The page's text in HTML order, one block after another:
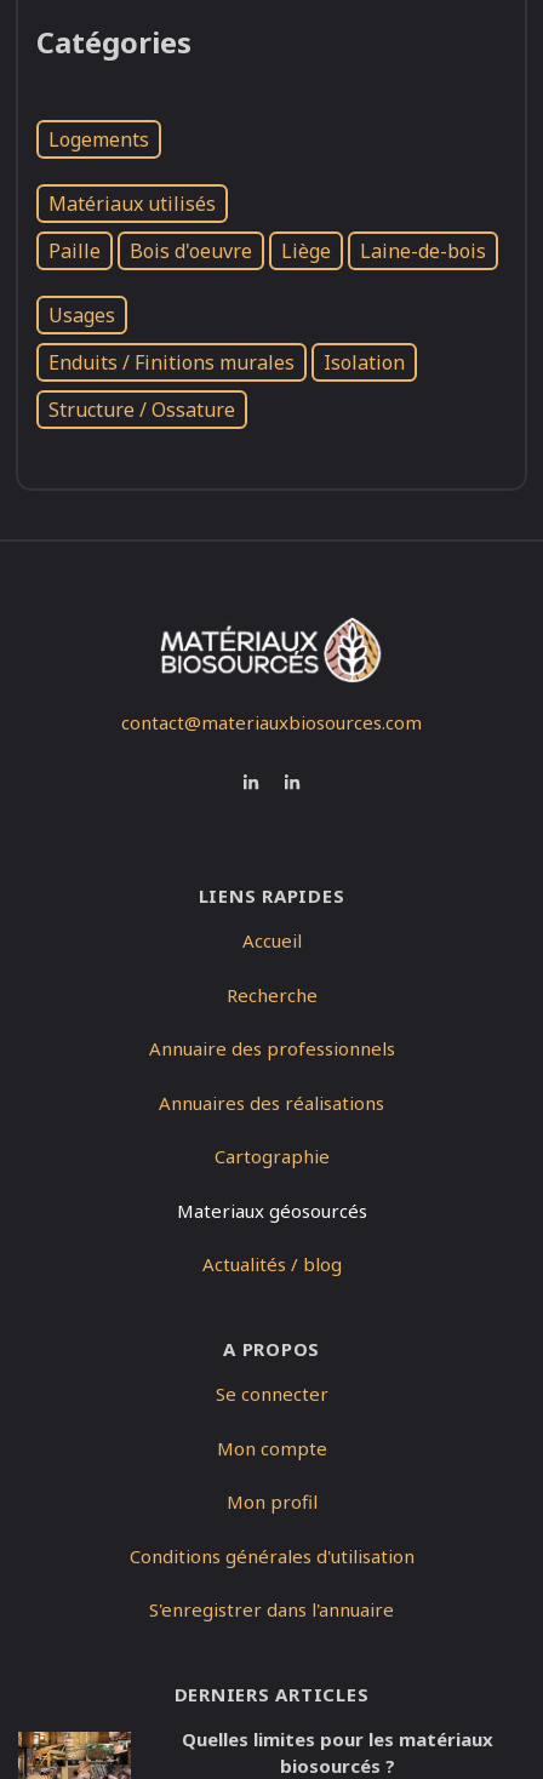
Catégories
Logements
Matériaux utilisés
Paille
Bois d'oeuvre Liège Laine-de-bois
Usages
Enduits / Finitions murales
Isolation
Structure / Ossature
contact@materiauxbiosources.com
LIENS RAPIDES
Accueil
Recherche
Annuaire des professionnels
Annuaires des réalisations
Cartographie
Materiaux géosourcés
Actualités / blog
A PROPOS
Se connecter
Mon compte
Mon profil
Conditions générales d'utilisation
S'enregistrer dans l'annuaire
DERNIERS ARTICLES
Quelles limites pour les matériaux
biosourcés ?